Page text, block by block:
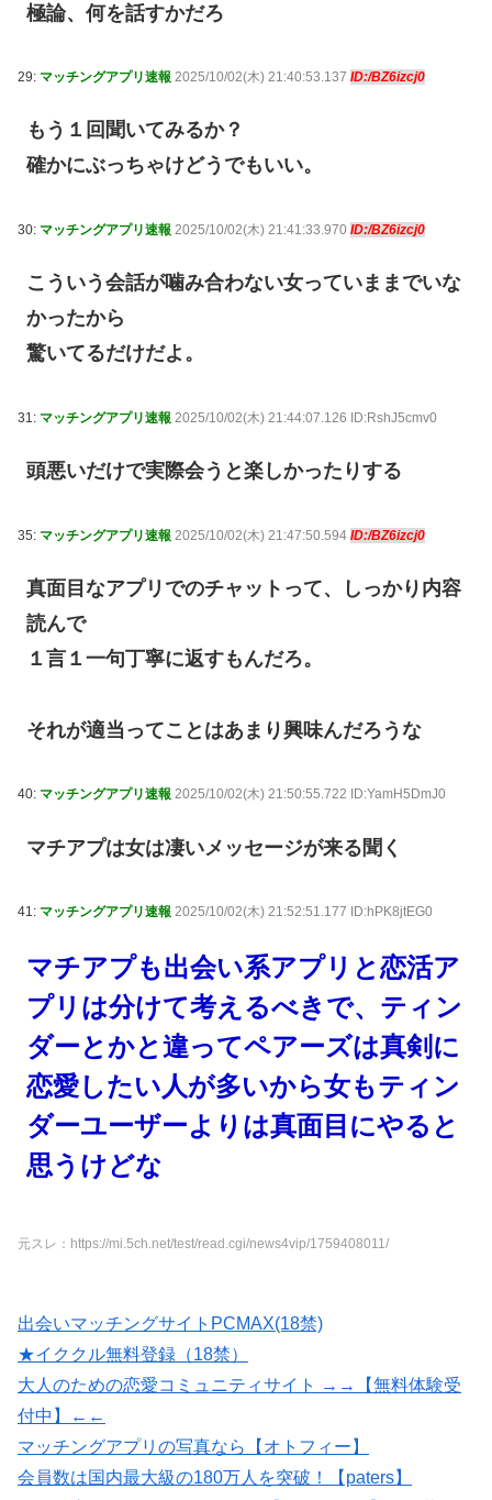
極論、何を話すかだろ
29: マッチングアプリ速報 2025/10/02(木) 21:40:53.137 ID:/BZ6izcj0
もう１回聞いてみるか？
確かにぶっちゃけどうでもいい。
30: マッチングアプリ速報 2025/10/02(木) 21:41:33.970 ID:/BZ6izcj0
こういう会話が噛み合わない女っていままでいな
かったから
驚いてるだけだよ。
31: マッチングアプリ速報 2025/10/02(木) 21:44:07.126 ID:RshJ5cmv0
頭悪いだけで実際会うと楽しかったりする
35: マッチングアプリ速報 2025/10/02(木) 21:47:50.594 ID:/BZ6izcj0
真面目なアプリでのチャットって、しっかり内容
読んで
１言１一句丁寧に返すもんだろ。
それが適当ってことはあまり興味んだろうな
40: マッチングアプリ速報 2025/10/02(木) 21:50:55.722 ID:YamH5DmJ0
マチアプは女は凄いメッセージが来る聞く
41: マッチングアプリ速報 2025/10/02(木) 21:52:51.177 ID:hPK8jtEG0
マチアプも出会い系アプリと恋活ア
プリは分けて考えるべきで、ティン
ダーとかと違ってペアーズは真剣に
恋愛したい人が多いから女もティン
ダーユーザーよりは真面目にやると
思うけどな
元スレ：https://mi.5ch.net/test/read.cgi/news4vip/1759408011/
出会いマッチングサイトPCMAX(18禁)
★イククル無料登録（18禁）
大人のための恋愛コミュニティサイト →→【無料体験受
付中】←←
マッチングアプリの写真なら【オトフィー】
会員数は国内最大級の180万人を突破！【paters】